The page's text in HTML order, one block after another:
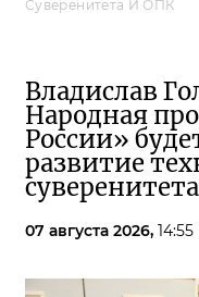
Суверенитета И ОПК
Владислав
Народная
России»
развитие
07 августа 2026, 14:55